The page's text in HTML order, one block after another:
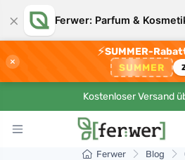
× Ferwer: Parfum &
×
⚡SUMMER-
SUMMER
Kostenloser Versand
Ferwer Blog